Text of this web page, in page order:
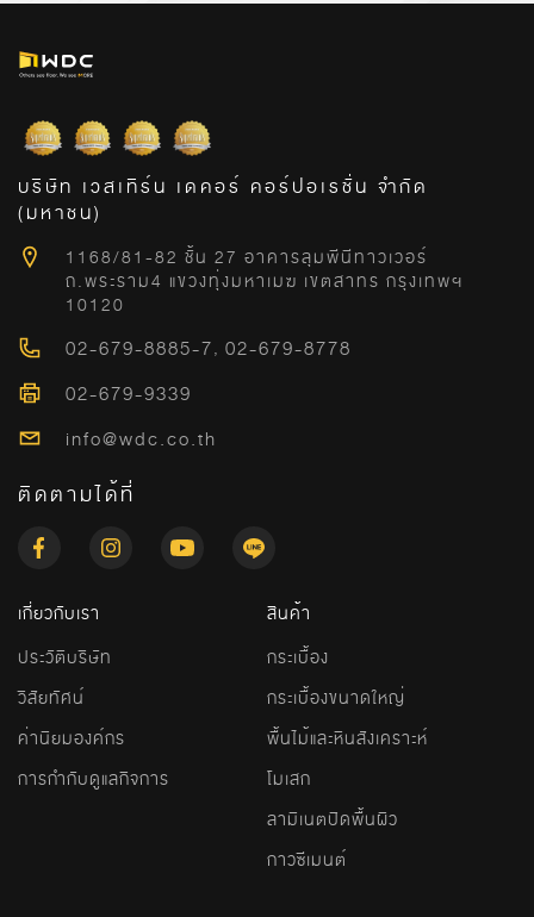
บริษัท เวสเทิร์น เดคอร์ คอร์ปอเรชั่น จำกัด
(มหาชน)
1168/81-82 ชั้น 27 อาคารลุมพีนีทาวเวอร์
ถ.พระราม4 แขวงทุ่งมหาเมฆ เขตสาทร กรุงเทพฯ
10120
02-679-8885-7, 02-679-8778
02-679-9339
info@wdc.co.th
ติดตามได้ที่
เกี่ยวกับเรา
ประวัติบริษัท
วิสัยทัศน์
ค่านิยมองค์กร
การกำกับดูแลกิจการ
สินค้า
กระเบื้อง
กระเบื้องขนาดใหญ่
พื้นไม้และหินสังเคราะห์
โมเสก
ลามิเนตปิดพื้นผิว
กาวซีเมนต์